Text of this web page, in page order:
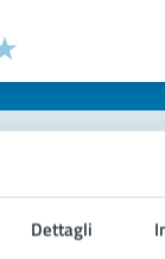
Dettagli
informazioni (da 1
di stelle per
5 stelle su 5
4 stelle su 5
su 5
su 5
5